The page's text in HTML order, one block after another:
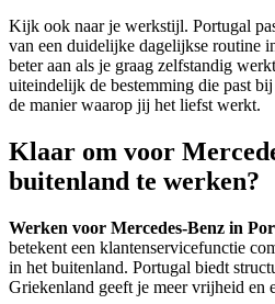
Kijk ook naar je werkstijl. Portugal
van een duidelijke dagelijkse routine
beter aan als je graag zelfstandig
uiteindelijk de bestemming die past
de manier waarop jij het liefst werkt.
Klaar om voor
buitenland te werken?
Werken voor Mercedes-Benz in
betekent een klantenservicefunctie
in het buitenland. Portugal biedt
Griekenland geeft je meer vrijheid en